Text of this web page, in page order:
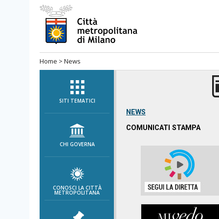
Salta
al
menù
navigazione
Salta
al
menù
navigazione
interna
Salta
contenuto
Salta
Home > News
SITI TEMATICI
CHI GOVERNA
CONOSCI LA CITTÀ
METROPOLITANA
NEWS
COMUNICATI STAMPA